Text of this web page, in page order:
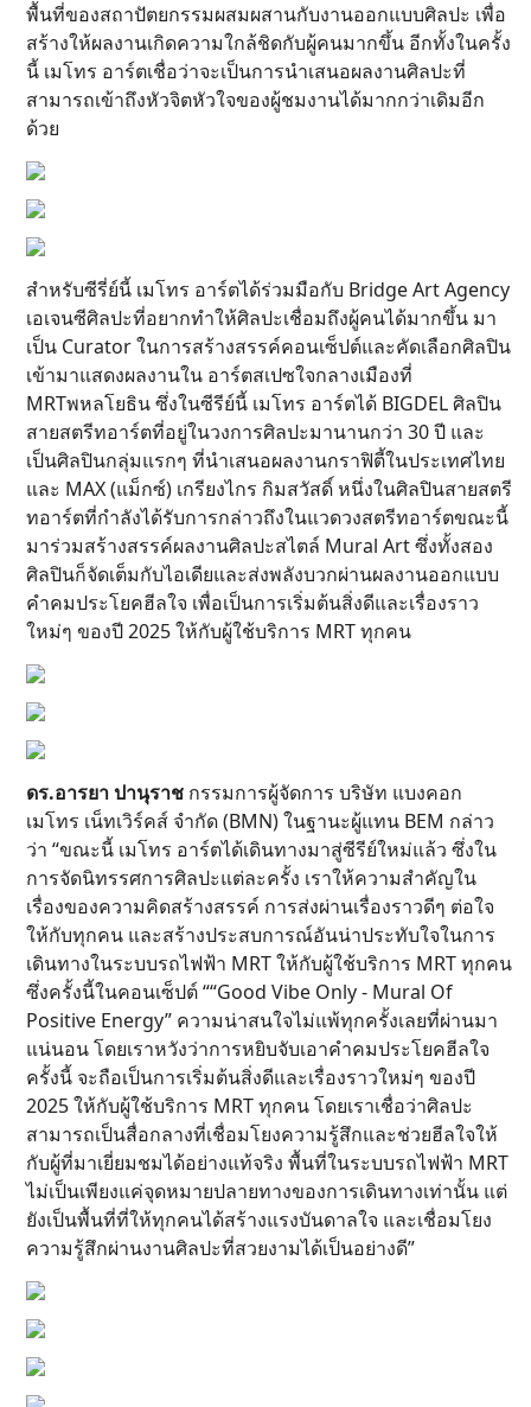
พื้นที่ของสถาปัตยกรรมผสมผสานกับงานออกแบบศิลปะ เพื่อ
สร้างให้ผลงานเกิดความใกล้ชิดกับผู้คนมากขึ้น อีกทั้งในครั้ง
นี้ เมโทร อาร์ตเชื่อว่าจะเป็นการนำเสนอผลงานศิลปะที่
สามารถเข้าถึงหัวจิตหัวใจของผู้ชมงานได้มากกว่าเดิมอีก
ด้วย
สำหรับซีรี่ย์นี้ เมโทร อาร์ตได้ร่วมมือกับ Bridge Art Agency
เอเจนซีศิลปะที่อยากทำให้ศิลปะเชื่อมถึงผู้คนได้มากขึ้น มา
เป็น Curator ในการสร้างสรรค์คอนเซ็ปต์และคัดเลือกศิลปิน
เข้ามาแสดงผลงานใน อาร์ตสเปซใจกลางเมืองที่
MRTพหลโยธิน ซึ่งในซีรีย์นี้ เมโทร อาร์ตได้ BIGDEL ศิลปิน
สายสตรีทอาร์ตที่อยู่ในวงการศิลปะมานานกว่า 30 ปี และ
เป็นศิลปินกลุ่มแรกๆ ที่นำเสนอผลงานกราฟิตี้ในประเทศไทย
และ MAX (แม็กซ์) เกรียงไกร กิมสวัสดิ์ หนึ่งในศิลปินสายสตรี
ทอาร์ตที่กำลังได้รับการกล่าวถึงในแวดวงสตรีทอาร์ตขณะนี้
มาร่วมสร้างสรรค์ผลงานศิลปะสไตล์ Mural Art ซึ่งทั้งสอง
ศิลปินก็จัดเต็มกับไอเดียและส่งพลังบวกผ่านผลงานออกแบบ
คำคมประโยคฮีลใจ เพื่อเป็นการเริ่มต้นสิ่งดีและเรื่องราว
ใหม่ๆ ของปี 2025 ให้กับผู้ใช้บริการ MRT ทุกคน
ดร.อารยา ปานุราช กรรมการผู้จัดการ บริษัท แบงคอก
เมโทร เน็ทเวิร์คส์ จำกัด (BMN) ในฐานะผู้แทน BEM กล่าว
ว่า “ขณะนี้ เมโทร อาร์ตได้เดินทางมาสู่ซีรีย์ใหม่แล้ว ซึ่งใน
การจัดนิทรรศการศิลปะแต่ละครั้ง เราให้ความสำคัญใน
เรื่องของความคิดสร้างสรรค์ การส่งผ่านเรื่องราวดีๆ ต่อใจ
ให้กับทุกคน และสร้างประสบการณ์อันน่าประทับใจในการ
เดินทางในระบบรถไฟฟ้า MRT ให้กับผู้ใช้บริการ MRT ทุกคน
ซึ่งครั้งนี้ในคอนเซ็ปต์ ““Good Vibe Only - Mural Of
Positive Energy” ความน่าสนใจไม่แพ้ทุกครั้งเลยที่ผ่านมา
แน่นอน โดยเราหวังว่าการหยิบจับเอาคำคมประโยคฮีลใจ
ครั้งนี้ จะถือเป็นการเริ่มต้นสิ่งดีและเรื่องราวใหม่ๆ ของปี
2025 ให้กับผู้ใช้บริการ MRT ทุกคน โดยเราเชื่อว่าศิลปะ
สามารถเป็นสื่อกลางที่เชื่อมโยงความรู้สึกและช่วยฮีลใจให้
กับผู้ที่มาเยี่ยมชมได้อย่างแท้จริง พื้นที่ในระบบรถไฟฟ้า MRT
ไม่เป็นเพียงแค่จุดหมายปลายทางของการเดินทางเท่านั้น แต่
ยังเป็นพื้นที่ที่ให้ทุกคนได้สร้างแรงบันดาลใจ และเชื่อมโยง
ความรู้สึกผ่านงานศิลปะที่สวยงามได้เป็นอย่างดี”